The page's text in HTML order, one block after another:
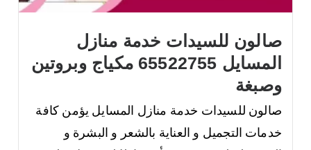
صالون للسيدات خدمة منازل
المسايل 65522755 مكياج وبروتين
وصبغة
صالون للسيدات خدمة منازل المسايل يؤمن كافة
خدمات التجميل و العناية بالشعر و البشرة و